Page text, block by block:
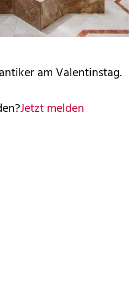
am Valentinstag.
Jetzt melden